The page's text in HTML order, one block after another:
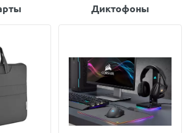
Диктофоны